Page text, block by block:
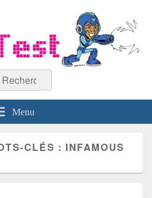
:
Rechercher
Menu
CLÉS : INFAMOUS